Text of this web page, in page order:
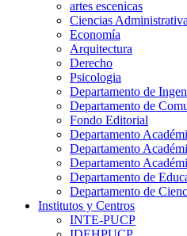
artes escenicas
Ciencias
Economía
Arquitectura
Derecho
Psicologia
Departamento de
Departamento de
Fondo Editorial
Departamento
Departamento
Departamento
Departamento de
Departamento de
Institutos y Centros
INTE-PUCP